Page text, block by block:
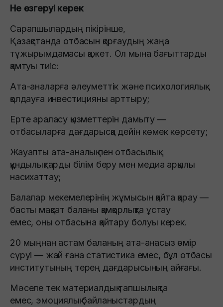
Не өзгеруі керек
Сарапшылардың пікірінше,
Қазақстанда отбасын қорғаудың жаңа
тұжырымдамасы қажет. Ол мына бағыттарды
қамтуы тиіс:
Ата-аналарға әлеуметтік және психологиялық
қолдауға инвестицияны арттыру;
Ерте араласу қызметтерін дамыту —
отбасыларға дағдарысқа дейін көмек көрсету;
Жауапты ата-аналық пен отбасылық
құндылықтарды білім беру мен медиа арқылы
насихаттау;
Балалар мекемелерінің жұмысын қайта қарау —
басты мақсат баланы қамқорлықта ұстау
емес, оны отбасына қайтару болуы керек.
20 мыңнан астам баланың ата-анасыз өмір
сүруі — жай ғана статистика емес, бұл отбасы
институтының терең дағдарысының айғағы.
Мәселе тек материалдық тапшылықта
емес, эмоциялық байланыстардың